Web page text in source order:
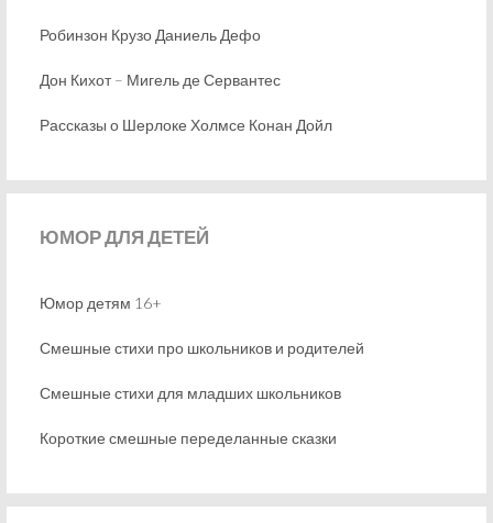
Робинзон Крузо Даниель Дефо
Дон Кихот – Мигель де Сервантес
Рассказы о Шерлоке Холмсе Конан Дойл
ЮМОРДЛЯ ДЕТЕЙ
Юмор детям 16+
Смешные стихи про школьников и родителей
Смешные стихи для младших школьников
Короткие смешные переделанные сказки